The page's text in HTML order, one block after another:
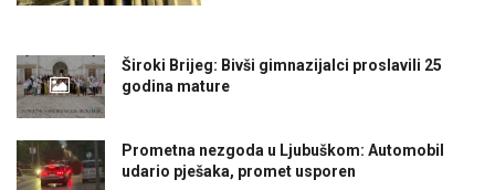
Široki Brijeg: Bivši gimnazijalci proslavili 25
godina mature
Prometna nezgoda u Ljubuškom: Automobil
udario pješaka, promet usporen